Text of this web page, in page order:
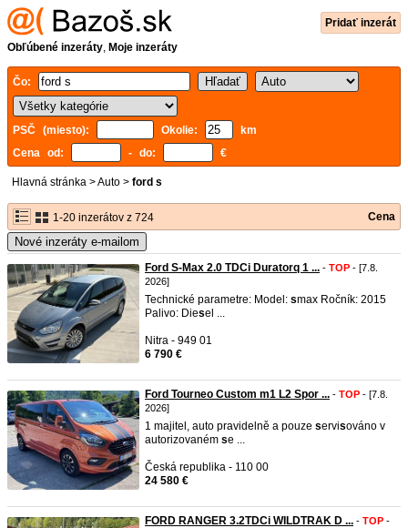
Pridať inzerát
Obľúbené inzeráty, Moje inzeráty
Čo:
PSČ (miesto): Okolie:
km
Cena od:
- do: €
Hlavná stránka >Auto > ford s
1-20 inzerátov z 724 Cena
Nové inzeráty e-mailom
Ford S-Max 2.0 TDCi Duratorq 1 ... - TOP - [7.8.
2026]
Technické parametre: Model: smax Ročník: 2015
Palivo: Diesel ...
Nitra - 949 01
6 790 €
Ford Tourneo Custom m1 L2 Spor ... - TOP - [7.8.
2026]
1 majitel, auto pravidelně a pouze servisováno v
autorizovaném se ...
Česká republika - 110 00
24 580 €
FORD RANGER 3.2TDCi WILDTRAK D ... - TOP -